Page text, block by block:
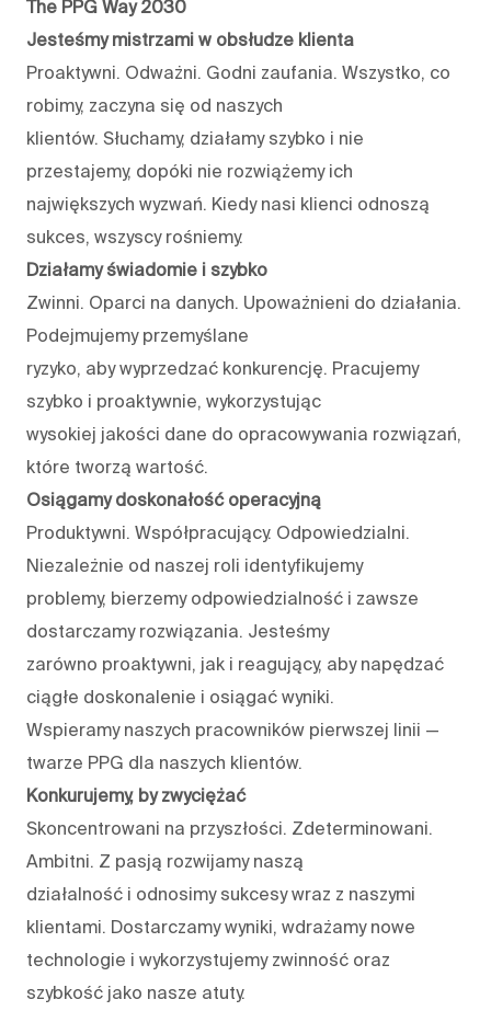
The PPG Way 2030
Jesteśmy mistrzami w obsłudze klienta
Proaktywni. Odważni. Godni zaufania. Wszystko, co
robimy, zaczyna się od naszych
klientów. Słuchamy, działamy szybko i nie
przestajemy, dopóki nie rozwiążemy ich
największych wyzwań. Kiedy nasi klienci odnoszą
sukces, wszyscy rośniemy.
Działamy świadomie i szybko
Zwinni. Oparci na danych. Upoważnieni do działania.
Podejmujemy przemyślane
ryzyko, aby wyprzedzać konkurencję. Pracujemy
szybko i proaktywnie, wykorzystując
wysokiej jakości dane do opracowywania rozwiązań,
które tworzą wartość.
Osiągamy doskonałość operacyjną
Produktywni. Współpracujący. Odpowiedzialni.
Niezależnie od naszej roli identyfikujemy
problemy, bierzemy odpowiedzialność i zawsze
dostarczamy rozwiązania. Jesteśmy
zarówno proaktywni, jak i reagujący, aby napędzać
ciągłe doskonalenie i osiągać wyniki.
Wspieramy naszych pracowników pierwszej linii —
twarze PPG dla naszych klientów.
Konkurujemy, by zwyciężać
Skoncentrowani na przyszłości. Zdeterminowani.
Ambitni. Z pasją rozwijamy naszą
działalność i odnosimy sukcesy wraz z naszymi
klientami. Dostarczamy wyniki, wdrażamy nowe
technologie i wykorzystujemy zwinność oraz
szybkość jako nasze atuty.